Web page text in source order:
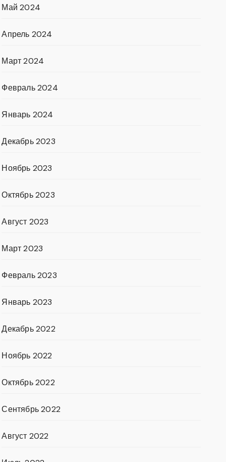
Май 2024
Апрель 2024
Март 2024
Февраль 2024
Январь 2024
Декабрь 2023
Ноябрь 2023
Октябрь 2023
Август 2023
Март 2023
Февраль 2023
Январь 2023
Декабрь 2022
Ноябрь 2022
Октябрь 2022
Сентябрь 2022
Август 2022